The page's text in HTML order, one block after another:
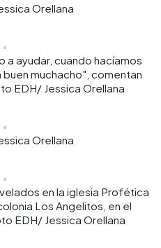
Orellana
ayudar, cuando hacíamos
muchacho", comentan
EDH/ Jessica Orellana
Orellana
en la iglesia Profética
Los Angelitos, en el
EDH/ Jessica Orellana